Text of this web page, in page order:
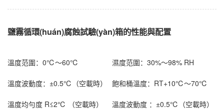
鹽霧循環(huán)腐蝕試驗(yàn)箱的性能與配置
溫度范圍： 0℃～60℃ 濕度范圍： 30%～98% RH
溫度波動度： ±0.5℃（空載時） 飽和桶溫度： RT+10℃～70℃
溫度均勻度 R≤2℃ （空載時） 溫度波動度 ： ±0.5℃（空載時）